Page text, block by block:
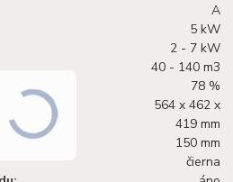
A
5 kW
2 - 7 kW
40 - 140 m3
78 %
564 x 462 x
419 mm
150 mm
čierna